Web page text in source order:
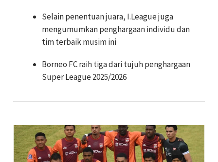
Selain penentuan juara, I.League juga
mengumumkan penghargaan individu dan
tim terbaik musim ini
Borneo FC raih tiga dari tujuh penghargaan
Super League 2025/2026